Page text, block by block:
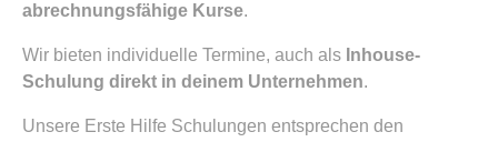
abrechnungsfähige Kurse.
Wir bieten individuelle Termine, auch als Inhouse-
Schulung direkt in deinem Unternehmen.
Unsere Erste Hilfe Schulungen entsprechen den